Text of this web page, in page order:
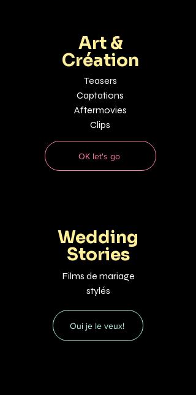
Art &
Création
Teasers
Captations
Aftermovies
Clips
OK let's go
Wedding
Stories
Films de mariage
stylés
Oui je le veux!